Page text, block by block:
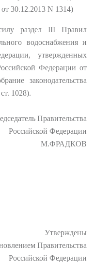
30.12.2013 N 1314)
раздел III Правил
водоснабжения и
утвержденных
Федерации от
законодательства
1028).
Правительства
Российской Федерации
М.ФРАДКОВ
Утверждены
Правительства
Российской Федерации